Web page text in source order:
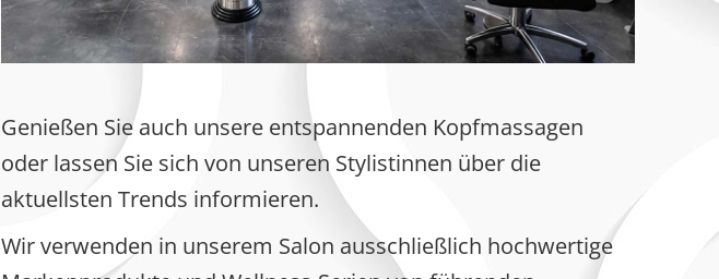
Genießen Sie auch unsere entspannenden Kopfmassagen
oder lassen Sie sich von unseren Stylistinnen über die
aktuellsten Trends informieren.
Wir verwenden in unserem Salon ausschließlich hochwertige